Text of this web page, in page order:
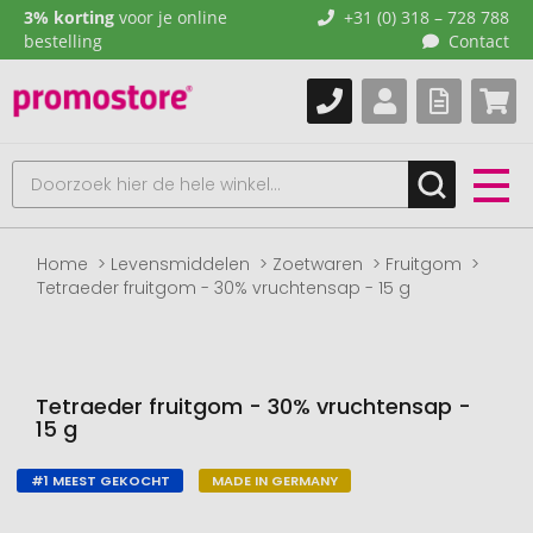
3% korting voor je online
bestelling
+31 (0) 318 – 728 788
Contact
Home Levensmiddelen Zoetwaren
Fruitgom
Tetraeder fruitgom - 30% vruchtensap - 15 g
Tetraeder fruitgom - 30% vruchtensap -
15 g
Naar
#1 MEEST GEKOCHT MADE IN GERMANY